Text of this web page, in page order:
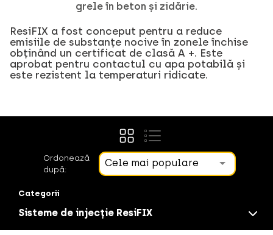
grele în beton și zidărie.
ResiFIX a fost conceput pentru a reduce
emisiile de substanțe nocive în zonele închise
obținând un certificat de clasă A +. Este
aprobat pentru contactul cu apa potabilă și
este rezistent la temperaturi ridicate.
Ordonează
după:
Cele mai populare
Categorii
Sisteme de injecție ResiFIX